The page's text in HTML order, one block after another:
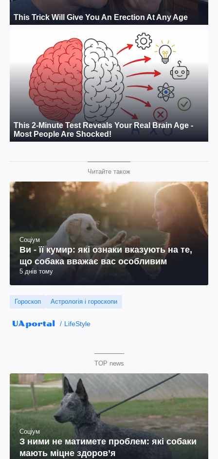
Читайте також
Соціум
Ви - її кумир: які ознаки вказують на те,
що собака вважає вас особливим
5 днів тому
Гороскоп Астрологія і гороскопи
LifeStyle
TOP news
Соціум
З ними не матимете проблем: які собаки
мають міцне здоров’я